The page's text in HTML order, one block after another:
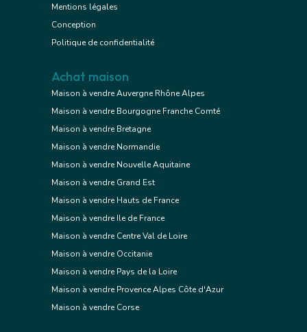
Mentions légales
Conception
Politique de confidentialité
Achat maison
Maison à vendre Auvergne Rhône Alpes
Maison à vendre Bourgogne Franche Comté
Maison à vendre Bretagne
Maison à vendre Normandie
Maison à vendre Nouvelle Aquitaine
Maison à vendre Grand Est
Maison à vendre Hauts de France
Maison à vendre Ile de France
Maison à vendre Centre Val de Loire
Maison à vendre Occitanie
Maison à vendre Pays de la Loire
Maison à vendre Provence Alpes Côte d'Azur
Maison à vendre Corse